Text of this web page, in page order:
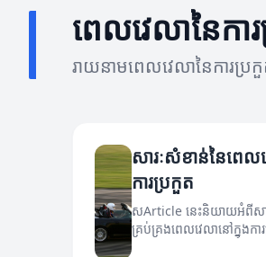
ពេលវេលានៃកា
រាយនាមពេលវេលានៃការប្រ
សារៈសំខាន់នៃពេល
ការប្រកួត
សArticle នេះនិយាយអំពីសា
គ្រប់គ្រងពេលវេលានៅក្នុងក
នូវយុទ្ធសាស្ត្រដើម្បីប្រើប្រា